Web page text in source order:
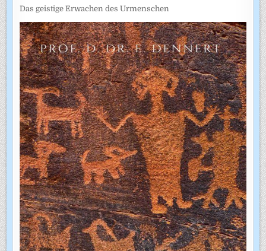
Das geistige Erwachen des Urmenschen